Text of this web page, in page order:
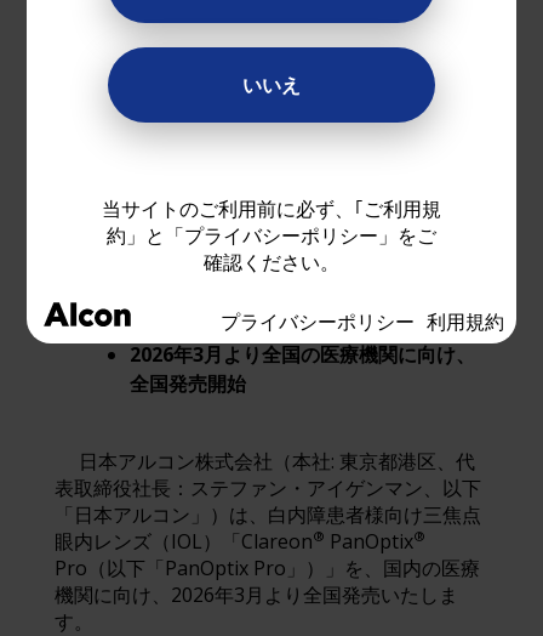
いいえ
当サイトのご利用前に必ず、｢ご利用規
約」と「プライバシーポリシー」をご
確認ください。
プライバシーポリシー 利用規約
従来の「Clareon PanOptix」 に比べて
光のロスを半減し 1-3（注1、2）
、三焦点眼内
レンズとしてより高い光利用率を実現
96%に対し、94%の光利用率を実現
1-3、7 （注1、2、4）。従来の「PanOptix」と
比較して遠方から中間距離にかけての光
のコントラストが16%向上
2026年3月より全国の医療機関に向け、
全国発売開始
日本アルコン株式会社（本社: 東京都港区、代
表取締役社長：ステファン・アイゲンマン、以下
「日本アルコン」）は、白内障患者様向け三焦点
眼内レンズ（IOL）「Clareon® PanOptix®
Pro（以下「PanOptix Pro」）」を、国内の医療
機関に向け、2026年3月より全国発売いたしま
す。